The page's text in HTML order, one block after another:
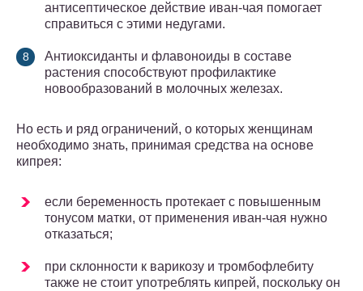
антисептическое действие иван-чая помогает
справиться с этими недугами.
Антиоксиданты и флавоноиды в составе
растения способствуют профилактике
новообразований в молочных железах.
Но есть и ряд ограничений, о которых женщинам
необходимо знать, принимая средства на основе
кипрея:
если беременность протекает с повышенным
тонусом матки, от применения иван-чая нужно
отказаться;
при склонности к варикозу и тромбофлебиту
также не стоит употреблять кипрей, поскольку он